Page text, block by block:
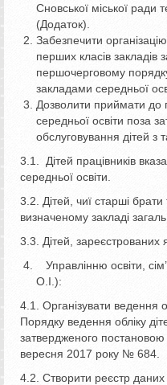
Сновської міської ради
(Додаток).
Забезпечити
перших класів закладів
першочерговому
закладами середньої
Дозволити приймати до
середньої освіти поза
обслуговування дітей з
3.1. Дітей працівників
середньої освіти.
3.2. Дітей, чиї старші
визначеному закладі
3.3. Дітей, зареєстрованих
Управлінню освіти,
О.І.):
4.1. Організувати ведення
Порядку ведення обліку
затвердженого постановою
вересня 2017 року № 684.
4.2. Створити реєстр даних